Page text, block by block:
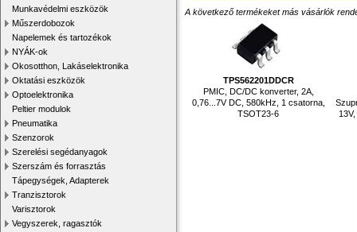
Munkavédelmi eszközök
Műszerdobozok
Napelemek és tartozékok
NYÁK-ok
Okosotthon, Lakáselektronika
Oktatási eszközök
Optoelektronika
Peltier modulok
Pneumatika
Szenzorok
Szerelési segédanyagok
Szerszám és forrasztás
Tápegységek, Adapterek
Tranzisztorok
Varisztorok
Vegyszerek, ragasztók
A következő termékeket más vásárlók
TPS562201DDCR
PMIC, DC/DC konverter, 2A,
0,76...7V DC, 580kHz, 1 csatorna,
TSOT23-6